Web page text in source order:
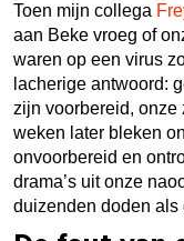
Toen mijn collega
aan Beke vroeg of
waren op een virus
lacherige antwoord:
zijn voorbereid, onze
weken later bleken
onvoorbereid en
drama’s uit onze
duizenden doden als